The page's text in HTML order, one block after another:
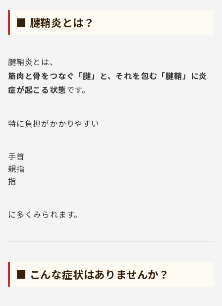
■ 腱鞘炎とは？
腱鞘炎とは、
筋肉と骨をつなぐ「腱」と、それを包む「腱鞘」に炎
症が起こる状態です。
特に負担がかかりやすい
手首
親指
指
に多くみられます。
■ こんな症状はありませんか？